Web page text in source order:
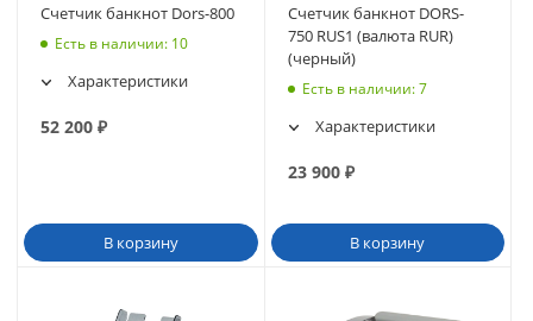
Счетчик банкнот Dors-800
Есть в наличии: 10
Характеристики
52 200 ₽
В корзину
Счетчик банкнот DORS-
750 RUS1 (валюта RUR)
(черный)
Есть в наличии: 7
Характеристики
23 900₽
В корзину